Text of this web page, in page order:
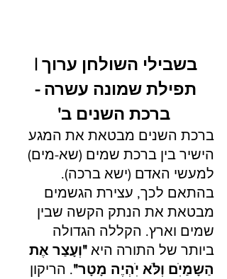
בשבילי השולחן ערוך |
תפילת שמונה עשרה -
ברכת השנים ב'
ברכת השנים מבטאת את המגע
הישיר בין ברכת שמים (שא-מים)
למעשי האדם (ישא ברכה).
בהתאם לכך, עצירת הגשמים
מבטאת את הנתק הקשה שבין
שמים וארץ. הקללה הגדולה
ביותר של התורה היא "וְעָצַר אֶת
הַשָמַיִׂם וְלֹּא יִׂהְיֶה מָטָר". הריקון